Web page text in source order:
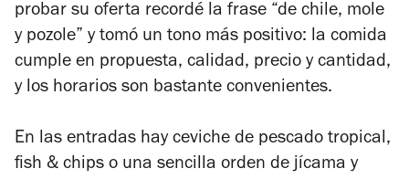
probar su oferta recordé la frase “de chile, mole
y pozole” y tomó un tono más positivo: la comida
cumple en propuesta, calidad, precio y cantidad,
y los horarios son bastante convenientes.
En las entradas hay ceviche de pescado tropical,
fish & chips o una sencilla orden de jícama y